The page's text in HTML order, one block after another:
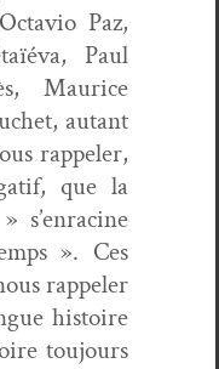
Paz,
Paul
Mau­rice
autant
rap­pel­er,
que la
s’enracine
». Ces
rap­pel­er
his­toire
tou­jours